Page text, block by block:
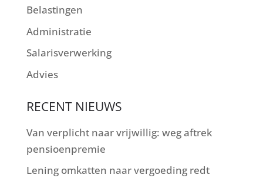
Belastingen
Administratie
Salarisverwerking
Advies
RECENT NIEUWS
Van verplicht naar vrijwillig: weg aftrek
pensioenpremie
Lening omkatten naar vergoeding redt